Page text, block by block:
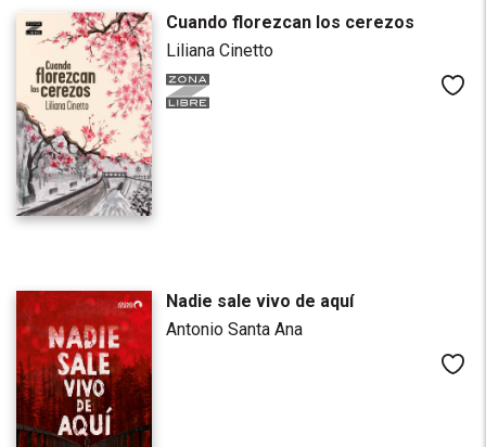
Cuando florezcan los cerezos
Liliana Cinetto
Nadie sale vivo de aquí
Antonio Santa Ana